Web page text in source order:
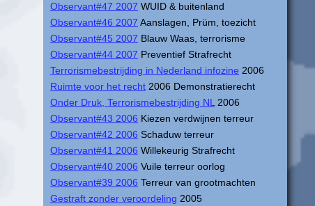
Observant#47 2007 WUID & buitenland
Observant#46 2007 Aanslagen, Prüm, toezicht
Observant#45 2007 Blauw Waas, terrorisme
Observant#44 2007 Preventief Strafrecht
Terrorismebestrijding in Nederland infozine 2006
Ruimte voor het recht 2006 Demonstratierecht
Onder Druk, Terrorismebestrijding NL 2006
Observant#43 2006 Kiezen verdwijnen terreur
Observant#42 2006 Schaduw terreur
Observant#41 2006 Willekeurig Strafrecht
Observant#40 2006 Vuile terreur oorlog
Observant#39 2006 Terreur van grootmachten
Gestraft zonder veroordeling 2005